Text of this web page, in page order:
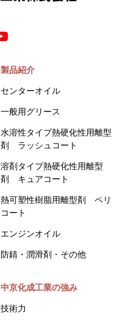
製品紹介
センターオイル
一般用グリース
水溶性タイプ熱硬化性用離型
剤 ラッシュコート
溶剤タイプ熱硬化性用離型
剤 キュアコート
熱可塑性樹脂用離型剤 ペリ
コート
エンジンオイル
防錆・潤滑剤・その他
中京化成工業の強み
技術力